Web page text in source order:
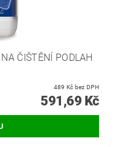
ČIŠTĚNÍ PODLAH
489 Kč bez DPH
591,69 Kč